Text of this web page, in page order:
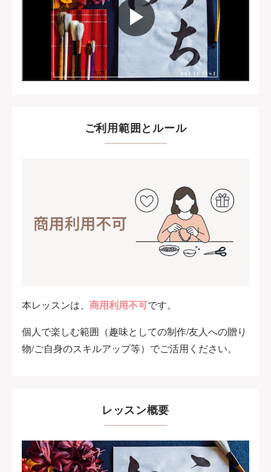
ご利用範囲とルール
本レッスンは、 商用利用不可です。
個人で楽しむ範囲（趣味としての制作/友人への贈り
物/ご自身のスキルアップ等）でご活用ください。
レッスン概要